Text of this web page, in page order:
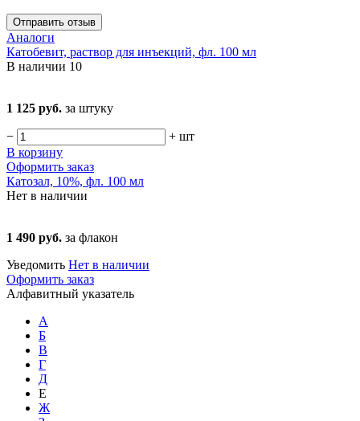
Отправить отзыв
Аналоги
Катобевит, раствор для инъекций, фл. 100 мл
В наличии 10
1 125 руб. за штуку
− + шт
В корзину
Оформить заказ
Катозал, 10%, фл. 100 мл
Нет в наличии
1 490 руб. за флакон
Уведомить Нет в наличии
Оформить заказ
Алфавитный указатель
А
Б
В
Г
Д
Е
Ж